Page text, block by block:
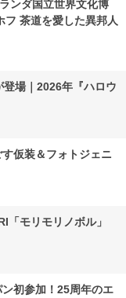
ンダ国立世界文化博
茶道を愛した異邦人
場｜2026年『ハロウ
仮装＆フォトジェニ
「モリモリノボル」
初参加！25周年のエ